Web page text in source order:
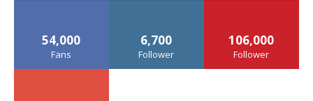
54,000
Fans
6,700
Follower
106,000
Follower